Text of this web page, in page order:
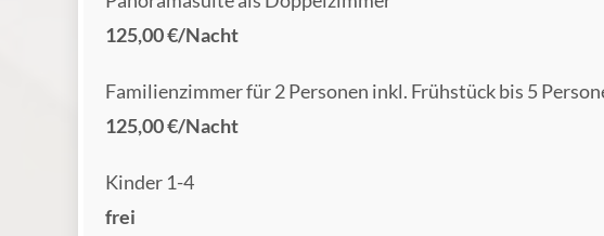
125,00 €/Nacht
Familienzimmer für 2 Personen inkl. Frühstück bis 5
125,00 €/Nacht
Kinder 1-4
frei